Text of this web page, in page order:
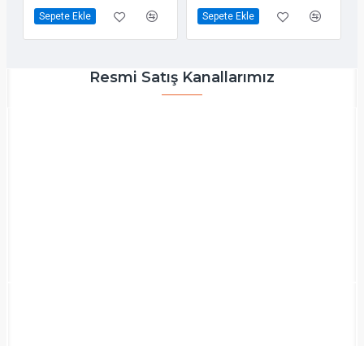
Sepete Ekle Sepete Ekle
Resmi Satış Kanallarımız